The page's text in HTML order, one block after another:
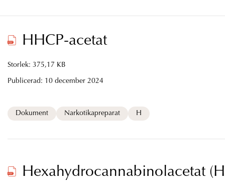
HHCP-acetat
Storlek: 375,17 KB
Publicerad: 10 december 2024
Dokument Narkotikapreparat H
Hexahydrocannabinolacetat